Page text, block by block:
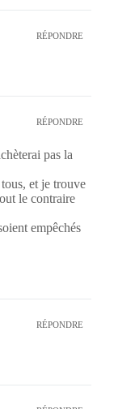
RÉPONDRE
RÉPONDRE
pas la
et je trouve
le contraire
empêchés
RÉPONDRE